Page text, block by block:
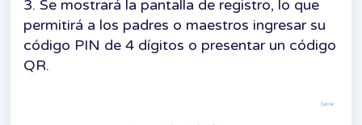
3. Se mostrará la pantalla de registro, lo que
permitirá a los padres o maestros ingresar su
código PIN de 4 dígitos o presentar un código
QR.